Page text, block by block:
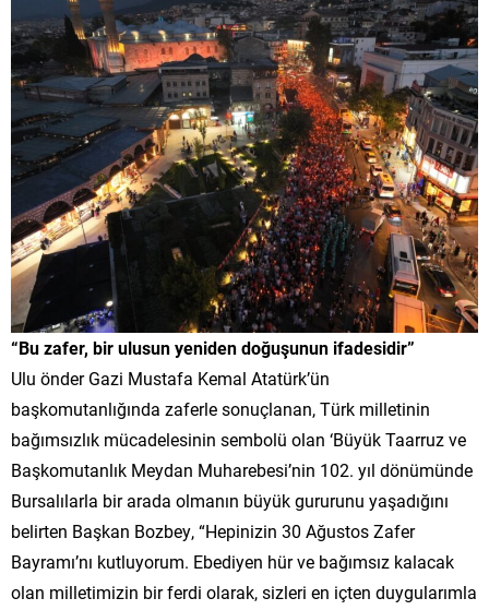
“Bu zafer, bir ulusun yeniden doğuşunun ifadesidir”
Ulu önder Gazi Mustafa Kemal Atatürk’ün
başkomutanlığında zaferle sonuçlanan, Türk milletinin
bağımsızlık mücadelesinin sembolü olan ‘Büyük Taarruz ve
Başkomutanlık Meydan Muharebesi’nin 102. yıl dönümünde
Bursalılarla bir arada olmanın büyük gururunu yaşadığını
belirten Başkan Bozbey, “Hepinizin 30 Ağustos Zafer
Bayramı’nı kutluyorum. Ebediyen hür ve bağımsız kalacak
olan milletimizin bir ferdi olarak, sizleri en içten duygularımla